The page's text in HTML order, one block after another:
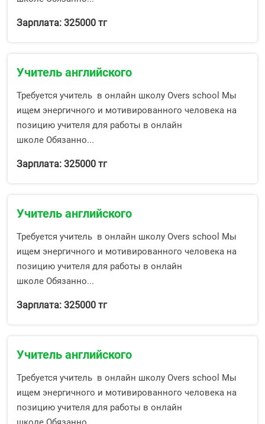
Зарплата: 325000 тг
Учитель английского
Требуется учитель в онлайн школу Overs school Мы
ищем энергичного и мотивированного человека на
позицию учителя для работы в онлайн
школе Обязанно...
Зарплата: 325000 тг
Учитель английского
Требуется учитель в онлайн школу Overs school Мы
ищем энергичного и мотивированного человека на
позицию учителя для работы в онлайн
школе Обязанно...
Зарплата: 325000 тг
Учитель английского
Требуется учитель в онлайн школу Overs school Мы
ищем энергичного и мотивированного человека на
позицию учителя для работы в онлайн